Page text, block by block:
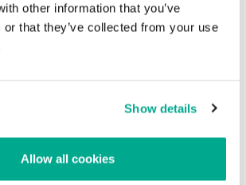
other information that you’ve
or that they’ve collected from your use
Show details
Allow all cookies
Correo electrónico*